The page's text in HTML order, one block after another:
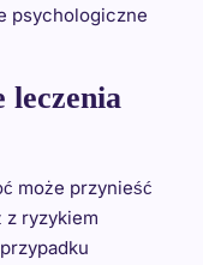
psychologiczne
leczenia
może przynieść
z ryzykiem